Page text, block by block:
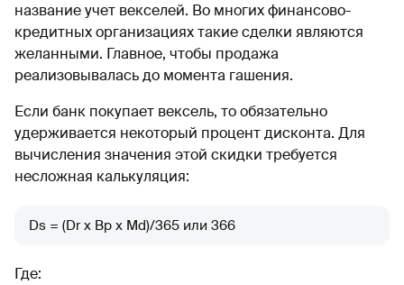
название учет векселей. Во многих финансово-
кредитных организациях такие сделки являются
желанными. Главное, чтобы продажа
реализовывалась до момента гашения.
Если банк покупает вексель, то обязательно
удерживается некоторый процент дисконта. Для
вычисления значения этой скидки требуется
несложная калькуляция:
Ds = (Dr x Bp х Md)/365 или 366
Где: